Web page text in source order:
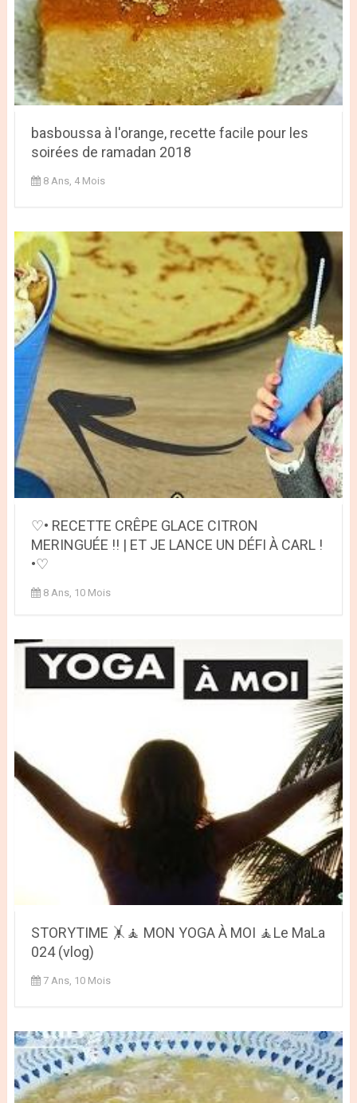
basboussa à l'orange, recette facile pour les
soirées de ramadan 2018
8 Ans, 4 Mois
♡• RECETTE CRÊPE GLACE CITRON
MERINGUÉE !! | ET JE LANCE UN DÉFI À CARL !
•♡
8 Ans, 10 Mois
STORYTIME 🤸🧘 MON YOGA À MOI 🧘Le MaLa
024 (vlog)
7 Ans, 10 Mois